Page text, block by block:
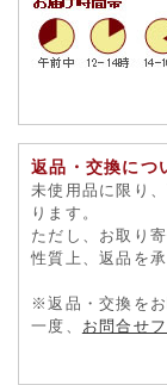
返品・交換につ
未使用品に限り
ります。
ただし、お取り
性質上、返品を
※返品・交換をお
一度、 お問合せ